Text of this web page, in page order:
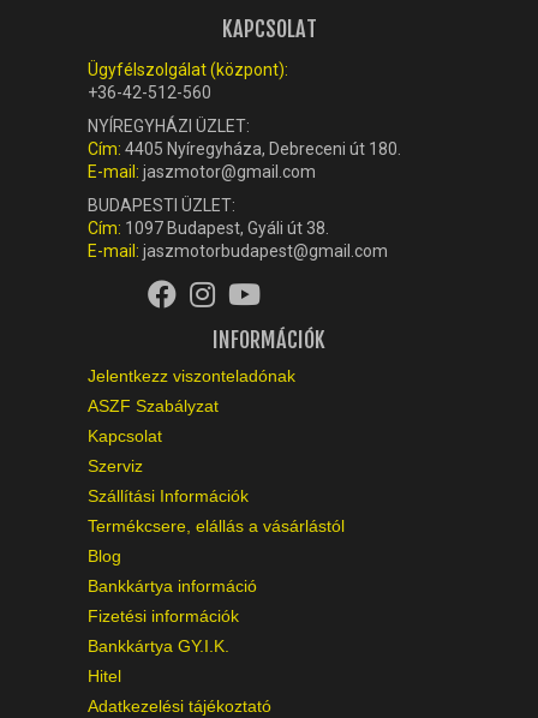
KAPCSOLAT
Ügyfélszolgálat (központ):
+36-42-512-560
NYÍREGYHÁZI ÜZLET:
Cím: 4405 Nyíregyháza, Debreceni út 180.
E-mail: jaszmotor@gmail.com
BUDAPESTI ÜZLET:
Cím: 1097 Budapest, Gyáli út 38.
E-mail: jaszmotorbudapest@gmail.com
INFORMÁCIÓK
Jelentkezz viszonteladónak
ASZF Szabályzat
Kapcsolat
Szerviz
Szállítási Információk
Termékcsere, elállás a vásárlástól
Blog
Bankkártya információ
Fizetési információk
Bankkártya GY.I.K.
Hitel
Adatkezelési tájékoztató